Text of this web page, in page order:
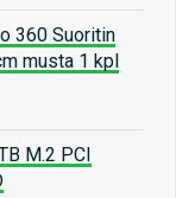
360 Suoritin
musta 1 kpl
M.2 PCI